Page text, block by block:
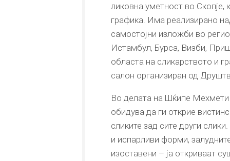
ликовна уметност во Скопје,
графика. Има реализирано
самостојни изложби во
Истамбул, Бурса, Визби,
областа на сликарството и
салон организиран од
Во делата на Шќипе Мехмети
обидува да ги открие
сликите зад сите други
и испарливи форми,
изоставени – ја откриваат